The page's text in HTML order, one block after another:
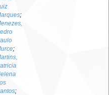
;
;
;